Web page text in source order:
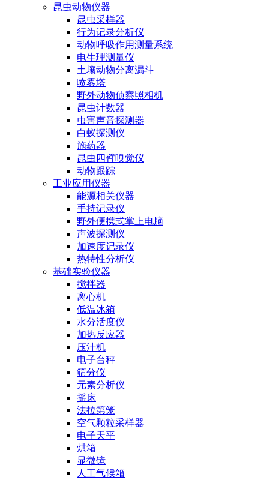
昆虫动物仪器
昆虫采样器
行为记录分析仪
动物呼吸作用测量系统
电生理测量仪
土壤动物分离漏斗
喷雾塔
野外动物侦察照相机
昆虫计数器
虫害声音探测器
白蚁探测仪
施药器
昆虫四臂嗅觉仪
动物跟踪
工业应用仪器
能源相关仪器
手持记录仪
野外便携式掌上电脑
声波探测仪
加速度记录仪
热特性分析仪
基础实验仪器
搅拌器
离心机
低温冰箱
水分活度仪
加热反应器
压汁机
电子台秤
筛分仪
元素分析仪
摇床
法拉第笼
空气颗粒采样器
电子天平
烘箱
显微镜
人工气候箱